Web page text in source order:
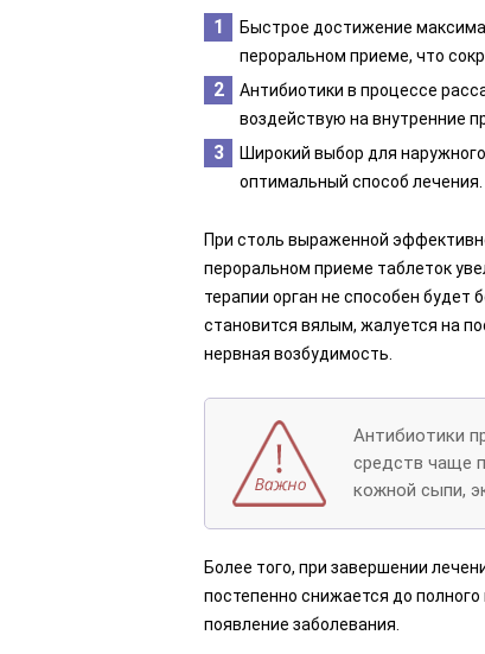
Быстрое достижение
пероральном приеме, что
Антибиотики в процессе
воздействую на внутренние
Широкий выбор для
оптимальный способ лечения.
При столь выраженной
пероральном приеме таблеток
терапии орган не способен будет
становится вялым, жалуется на
нервная возбудимость.
Антибиотики
средств чаще
кожной сыпи,
Более того, при завершении
постепенно снижается до
появление заболевания.